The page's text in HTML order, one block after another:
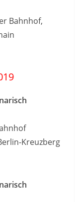
Bahnhof,
Kreuzberg